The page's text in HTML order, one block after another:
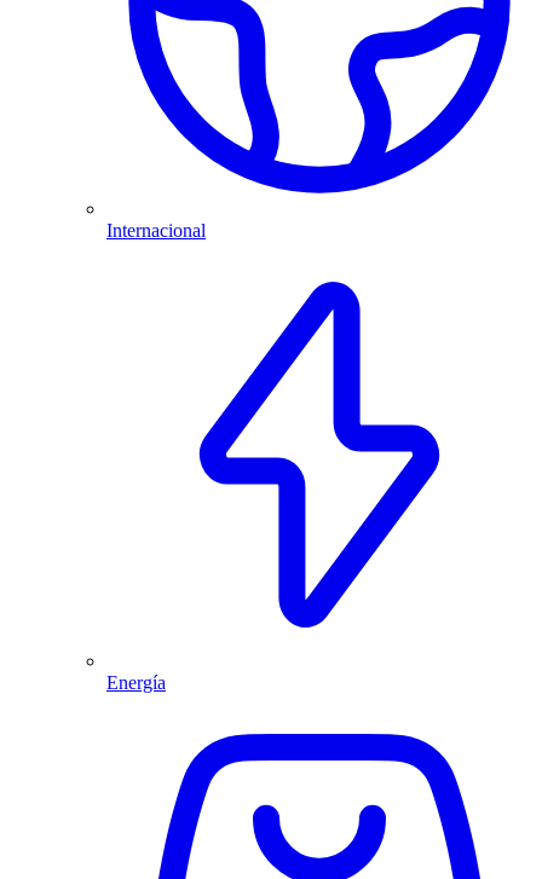
Internacional
Energía